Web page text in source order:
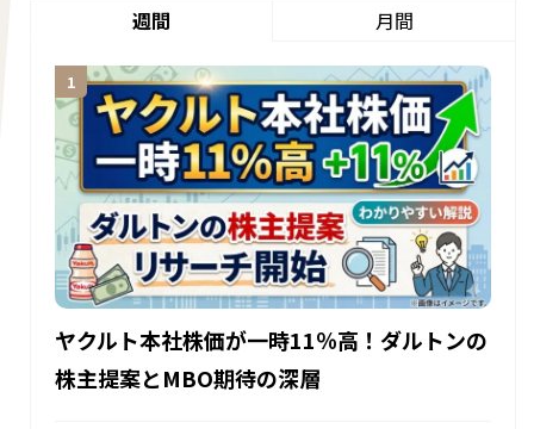
週間 月間
ヤクルト本社株価が一時11％高！ダルトンの
株主提案とMBO期待の深層